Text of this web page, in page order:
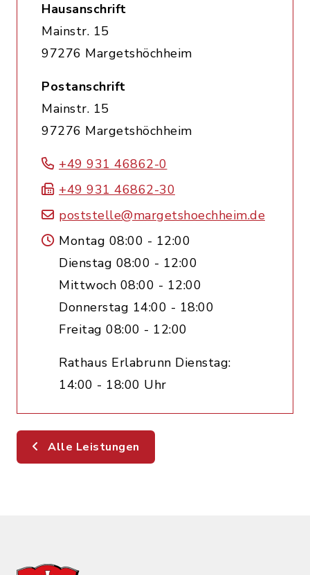
Hausanschrift
Mainstr. 15
97276 Margetshöchheim
Postanschrift
Mainstr. 15
97276 Margetshöchheim
+49 931 46862-0
+49 931 46862-30
poststelle@margetshoechheim.de
Montag 08:00 - 12:00
Dienstag 08:00 - 12:00
Mittwoch 08:00 - 12:00
Donnerstag 14:00 - 18:00
Freitag 08:00 - 12:00
Rathaus Erlabrunn Dienstag:
14:00 - 18:00 Uhr
Alle Leistungen